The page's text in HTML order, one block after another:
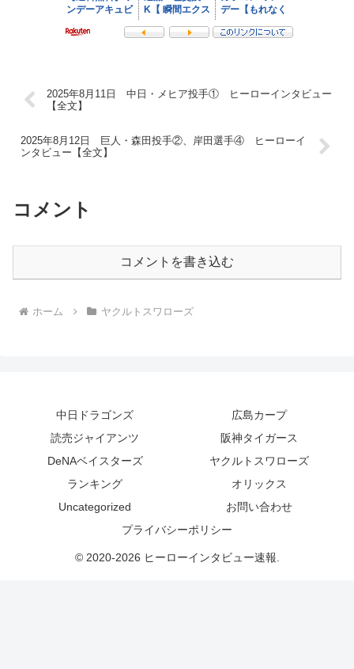
2025年8月11日 中日・メヒア投手① ヒーローインタビュー
【全文】
2025年8月12日 巨人・森田投手②、岸田選手④ ヒーローイ
ンタビュー【全文】
コメント
コメントを書き込む
ホーム ヤクルトスワローズ
中日ドラゴンズ
広島カープ
読売ジャイアンツ
阪神タイガース
DeNAベイスターズ
ヤクルトスワローズ
ランキング
オリックス
Uncategorized
お問い合わせ
プライバシーポリシー
© 2020-2026 ヒーローインタビュー速報.